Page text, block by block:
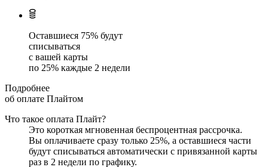
Оставшиеся 75% будут
списываться
с вашей карты
по 25% каждые 2 недели
Подробнее
об оплате Плайтом
Что такое оплата Плайт?
Это короткая мгновенная беспроцентная рассрочка.
Вы оплачиваете сразу только 25%, а оставшиеся части
будут списываться автоматически с привязанной карты
раз в 2 недели по графику.